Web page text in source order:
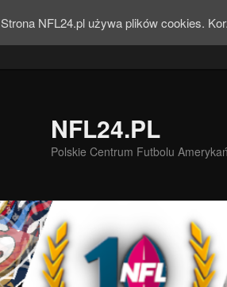
NFL24.PL
Polskie Centrum Futbolu
Strona NFL24.pl używa plików cookies.